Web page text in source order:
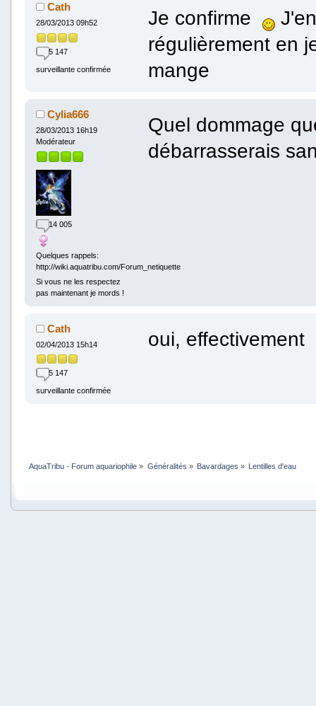
Cath
28/03/2013 09h52
5 147
surveillante confirmée
Je confirme
régulièrement en
mange
Cylia666
28/03/2013 16h19
Modérateur
14 005
Quelques rappels:
http://wiki.aquatribu.com/Forum_netiquette
Si vous ne les respectez
pas maintenant je mords !
Quel dommage
débarrasserais
Cath
02/04/2013 15h14
5 147
surveillante confirmée
oui, effectivement
AquaTribu - Forum aquariophile » Généralités » Bavardages » Lentilles d'eau